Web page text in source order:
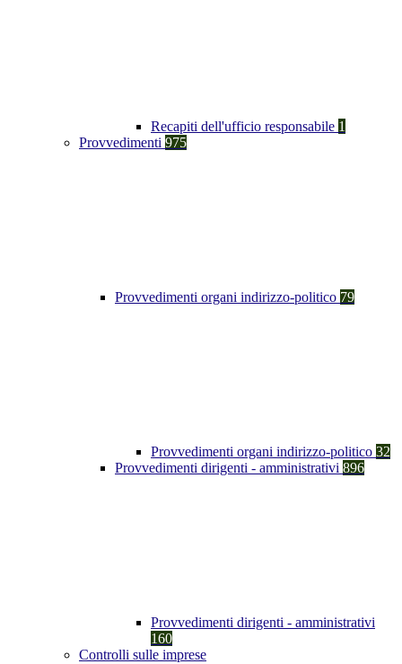
Recapiti dell'ufficio responsabile 1
Provvedimenti 975
Provvedimenti organi indirizzo-politico 79
Provvedimenti organi indirizzo-politico 32
Provvedimenti dirigenti - amministrativi 896
Provvedimenti dirigenti - amministrativi
160
Controlli sulle imprese